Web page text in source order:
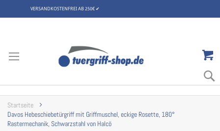
VERSANDKOSTENFREI AB 250€ ✔
springen
Startseite
Davos Hebeschiebetürgriff mit Griffmuschel, eckige Rosette, 180°
Rastermechanik, Schwarzstahl von Halcö